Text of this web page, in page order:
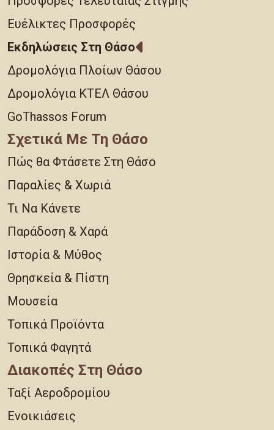
Ευέλικτες Προσφορές
Εκδηλώσεις Στη Θάσο
Δρομολόγια Πλοίων Θάσου
Δρομολόγια ΚΤΕΛ Θάσου
GoThassos Forum
Σχετικά Με Τη Θάσο
Πώς θα Φτάσετε Στη Θάσο
Παραλίες & Χωριά
Τι Να Κάνετε
Παράδοση & Χαρά
Ιστορία & Μύθος
Θρησκεία & Πίστη
Μουσεία
Τοπικά Προϊόντα
Τοπικά Φαγητά
Διακοπές Στη Θάσο
Ταξί Αεροδρομίου
Ενοικιάσεις